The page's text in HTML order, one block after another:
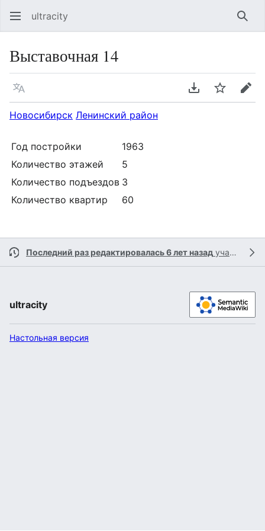
ultracity
Выставочная 14
Язык Скачать PDF
Следить
Новосибирск Ленинский район
Год постройки
1963
Количество этажей
5
Количество подъездов 3
Количество квартир
60
Последний раз редактировалась 6 лет назад участником
ultracity
Настольная версия